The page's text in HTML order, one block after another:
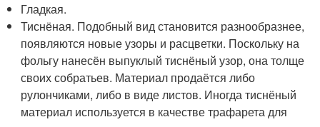
Гладкая.
Тиснёная. Подобный вид становится разнообразнее,
появляются новые узоры и расцветки. Поскольку на
фольгу нанесён выпуклый тиснёный узор, она толще
своих собратьев. Материал продаётся либо
рулончиками, либо в виде листов. Иногда тиснёный
материал используется в качестве трафарета для